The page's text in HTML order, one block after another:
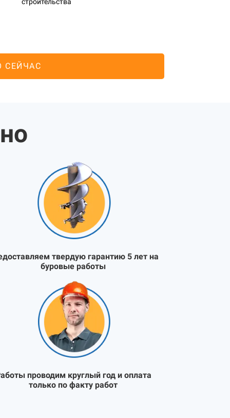
строительства
СЕЙЧАС
твердую гарантию 5 лет на
буровые работы
проводим круглый год и оплата
только по факту работ